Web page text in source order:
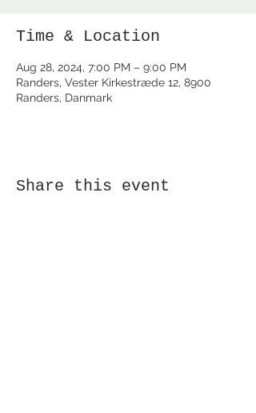
Time & Location
Aug 28, 2024, 7:00 PM – 9:00 PM
Randers, Vester Kirkestræde 12, 8900
Randers, Danmark
Share this event